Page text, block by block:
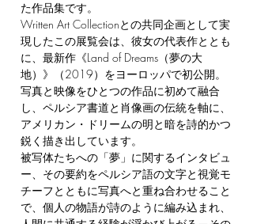
た作品集です。
Written Art Collectionとの共同企画として実
現したこの展覧会は、彼女の代表作ととも
に、最新作《Land of Dreams（夢の大
地）》（2019）をヨーロッパで初公開。
写真と映像をひとつの作品に初めて融合
し、ペルシア書道と肖像画の伝統を軸に、
アメリカン・ドリームの明と暗を詩的かつ
鋭く描き出しています。
被写体たちへの「夢」に関するインタビュ
ー、その要約をペルシア語の文字と視覚モ
チーフとともに写真へと重ね合わせること
で、個人の物語が詩のように編み込まれ、